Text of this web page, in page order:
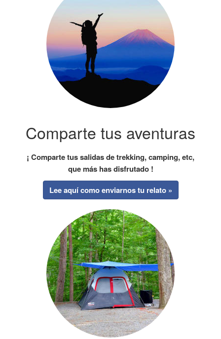
Comparte tus aventuras
¡ Comparte tus salidas de trekking, camping, etc,
que más has disfrutado !
Lee aquí como enviarnos tu relato »